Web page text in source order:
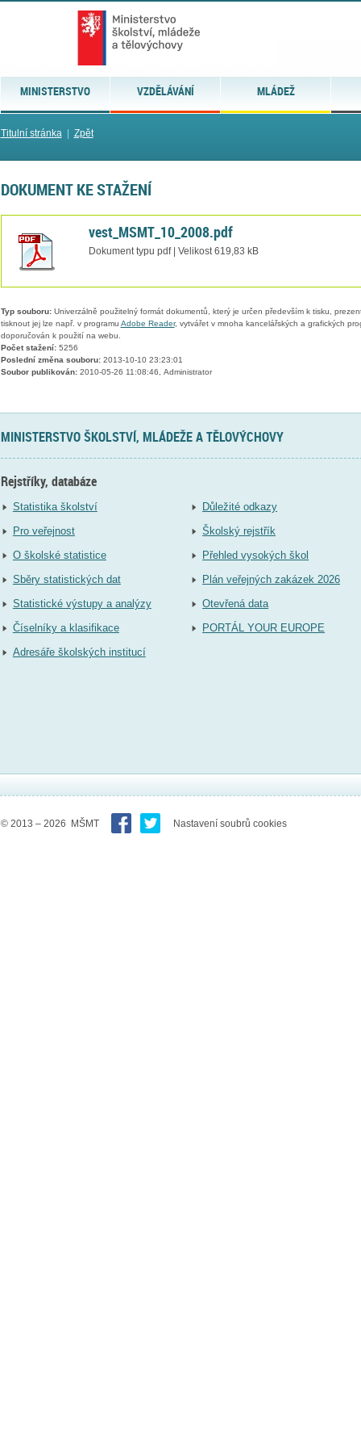
MINISTERSTVO VZDĚLÁVÁNÍ MLÁDEŽ
Titulní stránka| Zpět
DOKUMENT KE STAŽENÍ
vest_MSMT_10_2008.pdf
Dokument typu pdf | Velikost 619,83 kB
Typ souboru:Univerzálně použitelný formát dokumentů, který je určen především k tisku,
tisknout jej lze např. v programu Adobe Reader, vytvářet v mnoha kancelářských a grafických
doporučován k použití na webu.
Počet stažení:5256
Poslední změna souboru:2013-10-10 23:23:01
Soubor publikován:2010-05-26 11:08:46, Administrator
MINISTERSTVO ŠKOLSTVÍ, MLÁDEŽE A TĚLOVÝCHOVY
Rejstříky, databáze
Statistika školství
Pro veřejnost
O školské statistice
Sběry statistických dat
Statistické výstupy a analýzy
Číselníky a klasifikace
Adresáře školských institucí
Důležité odkazy
Školský rejstřík
Přehled vysokých škol
Plán veřejných zakázek 2026
Otevřená data
PORTÁL YOUR EUROPE
© 2013 – 2026 MŠMT Nastavení soubrů cookies